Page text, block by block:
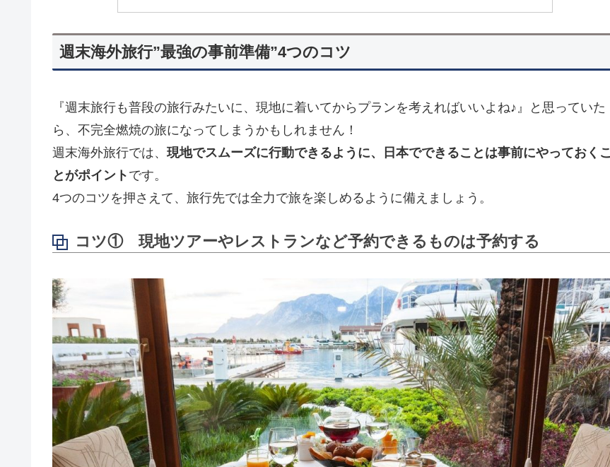
週末海外旅行”最強の事前準備”4つのコツ
『週末旅行も普段の旅行みたいに、現地に着いてからプランを考えればいいよね♪』と思っていた
ら、不完全燃焼の旅になってしまうかもしれません！
週末海外旅行では、 現地でスムーズに行動できるように、日本でできることは事前にやっておくこ
とがポイント です。
4つのコツを押さえて、旅行先では全力で旅を楽しめるように備えましょう。
コツ① 現地ツアーやレストランなど予約できるものは予約する